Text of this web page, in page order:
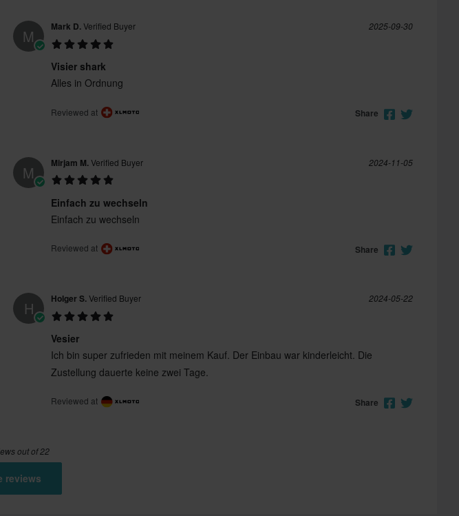
M Mark D.Verified Buyer 2025-09-30
Visier shark
Alles in Ordnung
Reviewed at Share
M Mirjam M.Verified Buyer 2024-11-05
Einfach zu wechseln
Einfach zu wechseln
Reviewed at Share
H Holger S.Verified Buyer 2024-05-22
Vesier
Ich bin super zufrieden mit meinem Kauf. Der Einbau war kinderleicht. Die
Zustellung dauerte keine zwei Tage.
Reviewed at Share
out of 22
reviews